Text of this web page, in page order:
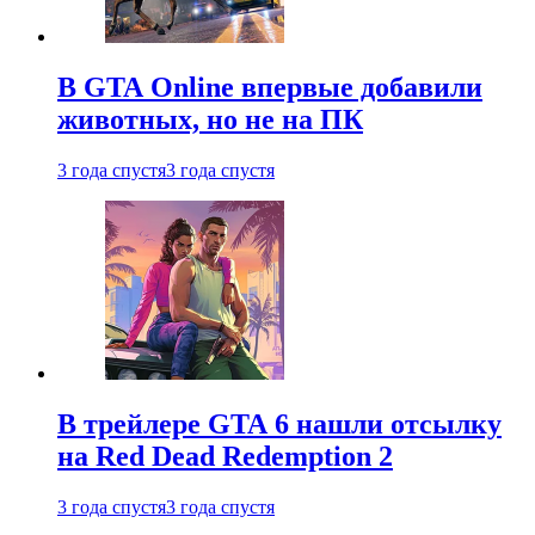
В GTA Online впервые добавили
животных, но не на ПК
3 года спустя3 года спустя
В трейлере GTA 6 нашли отсылку
на Red Dead Redemption 2
3 года спустя3 года спустя